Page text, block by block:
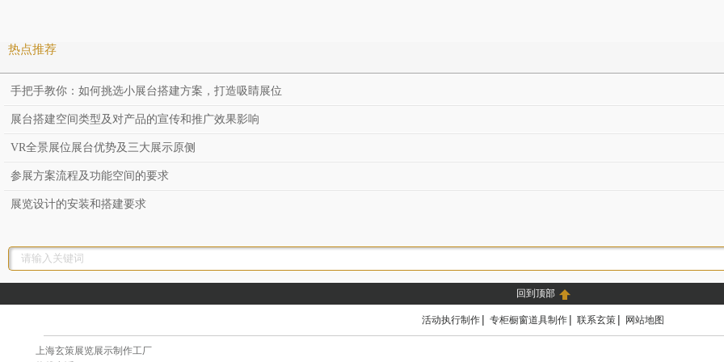
热点推荐
手把手教你：如何挑选小展台搭建方案，打造吸睛展位
展台搭建空间类型及对产品的宣传和推广效果影响
VR全景展位展台优势及三大展示原侧
参展方案流程及功能空间的要求
展览设计的安装和搭建要求
回到顶部
活动执行制作 | 专柜橱窗道具制作 | 联系玄策 | 网站地图
上海玄策展览展示制作工厂